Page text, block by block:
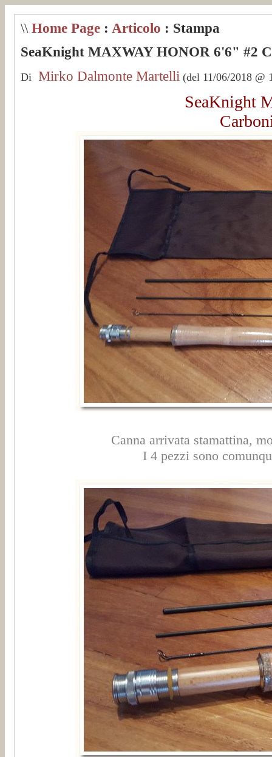
\\ Home Page : Articolo : Stampa
SeaKnight MAXWAY HONOR 6'6" #2
Di Mirko Dalmonte Martelli (del 11/06/2018 @
SeaKnight
Canna arrivata stamattina,
I 4 pezzi sono